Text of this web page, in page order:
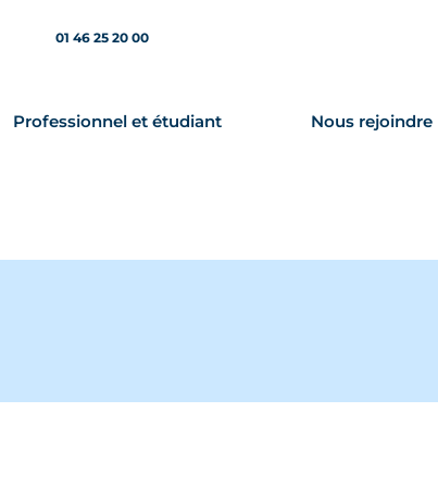
01 46 25 20 00
Professionnel et étudiant Nous rejoindre